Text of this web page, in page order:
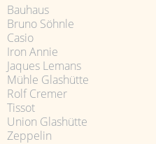
Bauhaus
Bruno Söhnle
Casio
Iron Annie
Jaques Lemans
Mühle Glashütte
Rolf Cremer
Tissot
Union Glashütte
Zeppelin